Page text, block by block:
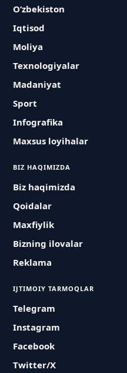
O‘zbekiston
Iqtisod
Moliya
Texnologiyalar
Madaniyat
Sport
Infografika
Maxsus loyihalar
BIZ HAQIMIZDA
Biz haqimizda
Qoidalar
Maxfiylik
Bizning ilovalar
Reklama
IJTIMOIY TARMOQLAR
Telegram
Instagram
Facebook
Twitter/X